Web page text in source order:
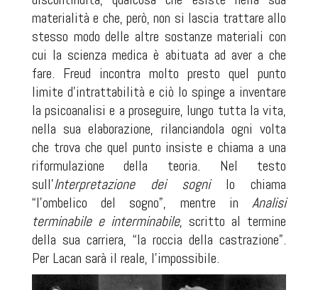
materialità e che, però, non si lascia trattare allo
stesso modo delle altre sostanze materiali con
cui la scienza medica è abituata ad aver a che
fare. Freud incontra molto presto quel punto
limite d’intrattabilità e ciò lo spinge a inventare
la psicoanalisi e a proseguire, lungo tutta la vita,
nella sua elaborazione, rilanciandola ogni volta
che trova che quel punto insiste e chiama a una
riformulazione della teoria. Nel testo
sull’Interpretazione dei sognilo chiama
“l’ombelico del sogno”, mentre inAnalisi
terminabile e interminabile, scritto al termine
della sua carriera, “la roccia della castrazione”.
Per Lacan sarà il reale, l’impossibile.